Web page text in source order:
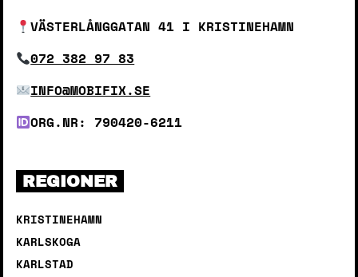
VÄSTERLÅNGGATAN 41 I KRISTINEHAMN
072 382 97 83
INFO@MOBIFIX.SE
ORG.NR: 790420-6211
REGIONER
KRISTINEHAMN
KARLSKOGA
KARLSTAD